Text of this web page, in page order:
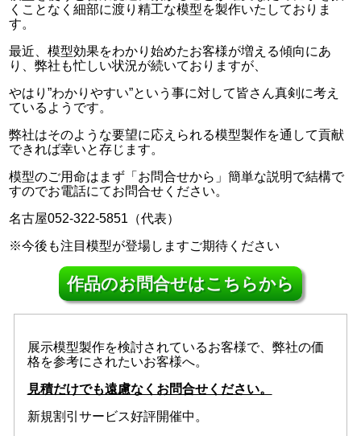
くことなく細部に渡り精工な模型を製作いたしておりま
す。
最近、模型効果をわかり始めたお客様が増える傾向にあ
り、弊社も忙しい状況が続いておりますが、
やはり”わかりやすい”という事に対して皆さん真剣に考え
ているようです。
弊社はそのような要望に応えられる模型製作を通して貢献
できれば幸いと存じます。
模型のご用命はまず「お問合せから」簡単な説明で結構で
すのでお電話にてお問合せください。
名古屋052-322-5851（代表）
※今後も注目模型が登場しますご期待ください
作品のお問合せはこちらから
展示模型製作を検討されているお客様で、弊社の価
格を参考にされたいお客様へ。
見積だけでも遠慮なくお問合せください。
新規割引サービス好評開催中。